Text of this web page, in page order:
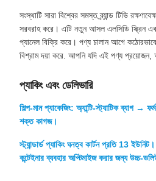
সংস্থাটি সারা বিশ্বের সমস্ত ব্র্যান্ড টিভি
সরবরাহ করে। এটি নতুন আসল এলসিডি স্ক্রিন
প্যানেল বিক্রি করে। পণ্য চালান আগে
বিশ্রাম দয়া করে. আপনি যদি এই পণ্য প্রয়োজন,
প্যাকিং এবং ডেলিভারি
শিল্প-মান প্যাকেজিং: অ্যান্টি-স্ট্যাটিক ব্যাগ →
শক্ত কাগজ।
স্ট্যান্ডার্ড প্যাকিং ঘনত্ব কার্টন প্রতি 13
কন্টেইনার ব্যবহার অপ্টিমাইজ করার জন্য উচ্চ-